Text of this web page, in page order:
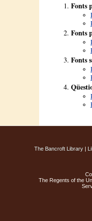
Fonts
Fonts
Fonts
The Bancroft Library|
The Regents of the